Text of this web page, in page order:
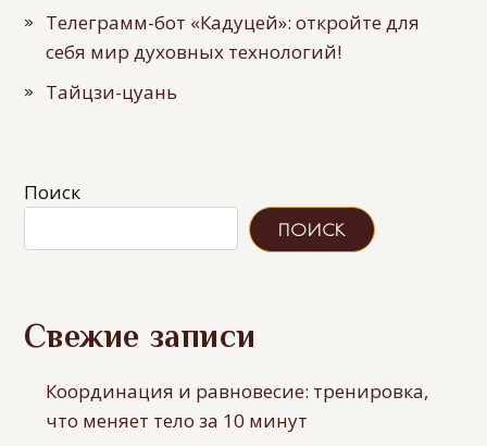
Телеграмм-бот «Кадуцей»: откройте для
себя мир духовных технологий!
Тайцзи-цуань
Поиск
ПОИСК
Свежие записи
Координация и равновесие: тренировка,
что меняет тело за 10 минут